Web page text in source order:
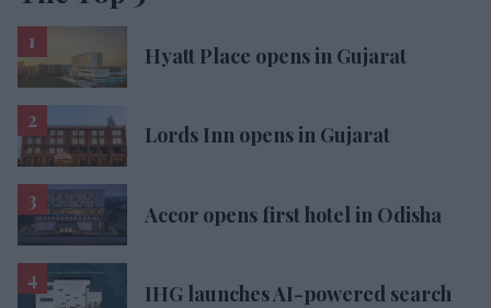
Hyatt Place opens in Gujarat
Lords Inn opens in Gujarat
Accor opens first hotel in Odisha
IHG launches AI-powered search